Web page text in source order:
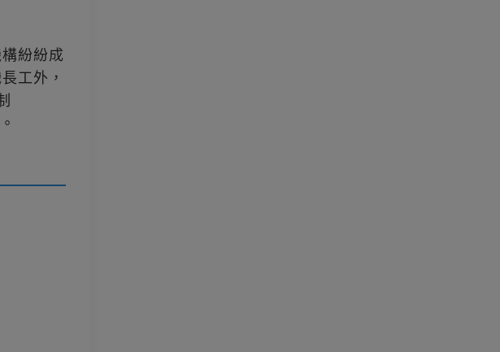
紛紛成
工外，